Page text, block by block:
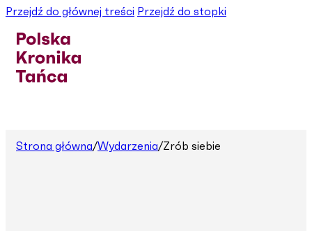
Przejdź do głównej treści Przejdź do stopki
Strona główna/Wydarzenia/Zrób siebie